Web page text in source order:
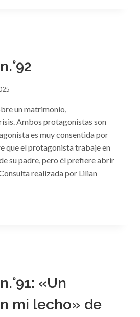
un matrimonio,
Ambos protagonistas son
es muy consentida por
que el protagonista trabaje en
su padre, pero él prefiere abrir
realizada por Lilian
«Un
mi lecho» de